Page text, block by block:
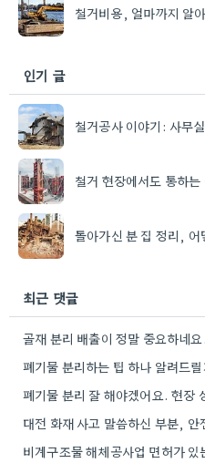
철거비용, 얼마까지 알
인기 글
철거공사 이야기: 사무
철거 현장에서도 통하
돌아가신 분 집 정리, 어
최근 댓글